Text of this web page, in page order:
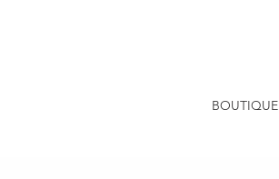
BOUTIQUE